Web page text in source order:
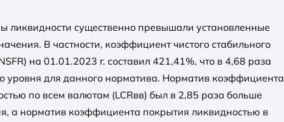
ликвидности существенно превышали установленные
В частности, коэффициент чистого стабильного
на 01.01.2023 г. составил 421,41%, что в 4,68 раза
уровня для данного норматива. Норматив коэффициента
по всем валютам (LCRвв) был в 2,85 раза больше
а норматив коэффициента покрытия ликвидностью в